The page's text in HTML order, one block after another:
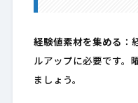
経験値素材を集める ：
ルアップに必要です。
ましょう。